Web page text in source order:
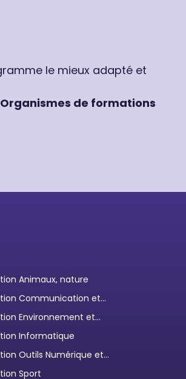
le mieux adapté et
de formations
Animaux, nature
Communication et
personnelle et
Environnement et
RSEInformatique
Outils Numérique et
Sport